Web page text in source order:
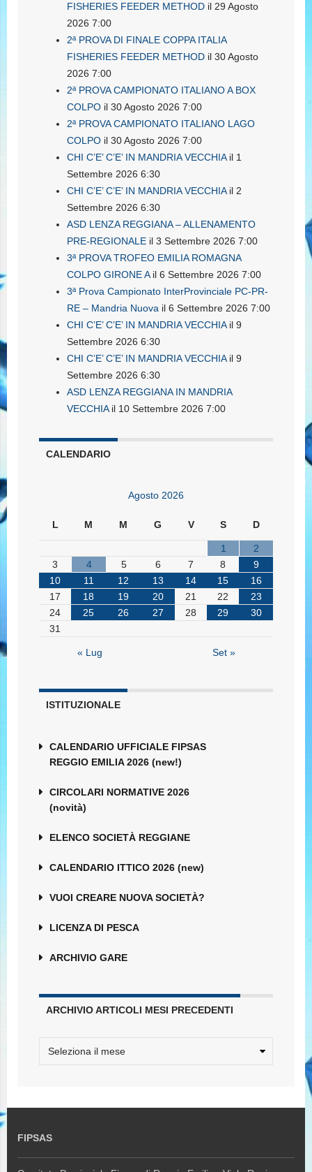
FISHERIES FEEDER METHOD il 29 Agosto
2026 7:00
2ª PROVA DI FINALE COPPA ITALIA
FISHERIES FEEDER METHOD il 30 Agosto
2026 7:00
2ª PROVA CAMPIONATO ITALIANO A BOX
COLPO il 30 Agosto 2026 7:00
2ª PROVA CAMPIONATO ITALIANO LAGO
COLPO il 30 Agosto 2026 7:00
CHI C’E’ C’E’ IN MANDRIA VECCHIAil 1
Settembre 2026 6:30
CHI C’E’ C’E’ IN MANDRIA VECCHIAil 2
Settembre 2026 6:30
ASD LENZA REGGIANA – ALLENAMENTO
PRE-REGIONALE il 3 Settembre 2026 7:00
3ª PROVA TROFEO EMILIA ROMAGNA
COLPO GIRONE Ail 6 Settembre 2026 7:00
3ª Prova Campionato InterProvinciale PC-PR-
RE – Mandria Nuova il 6 Settembre 2026 7:00
CHI C’E’ C’E’ IN MANDRIA VECCHIAil 9
Settembre 2026 6:30
CHI C’E’ C’E’ IN MANDRIA VECCHIAil 9
Settembre 2026 6:30
ASD LENZA REGGIANA IN MANDRIA
VECCHIAil 10 Settembre 2026 7:00
CALENDARIO
Agosto 2026
L M M G V S D
1
2
3
4 5 6 7 8
9
10
11 12 13 14 15
16
17
18 19 20 21 22
23
24
25 26 27 28 29
30
31
« Lug Set »
ISTITUZIONALE
CALENDARIO UFFICIALE FIPSAS
REGGIO EMILIA 2026 (new!)
CIRCOLARI NORMATIVE 2026
(novità)
ELENCO SOCIETÀ REGGIANE
CALENDARIO ITTICO 2026 (new)
VUOI CREARE NUOVA SOCIETÀ?
LICENZA DI PESCA
ARCHIVIO GARE
ARCHIVIO ARTICOLI MESI PRECEDENTI
FIPSAS